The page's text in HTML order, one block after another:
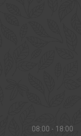
08:00 - 18:00